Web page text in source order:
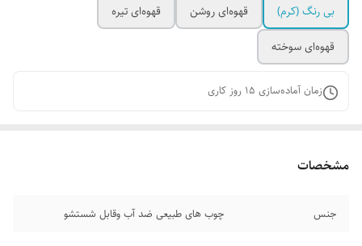
بی رنگ (کرم)
قهوه‌ای روشن
قهوه‌ای تیره
قهوه‌ای سوخته
زمان آماده‌سازی 15 روز کاری
مشخصات
جنس چوب های طبیعی ضد آب وقابل شستشو